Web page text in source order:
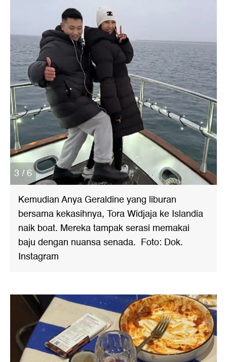
3 / 6
Kemudian Anya Geraldine yang liburan
bersama kekasihnya, Tora Widjaja ke Islandia
naik boat. Mereka tampak serasi memakai
baju dengan nuansa senada. Foto: Dok.
Instagram